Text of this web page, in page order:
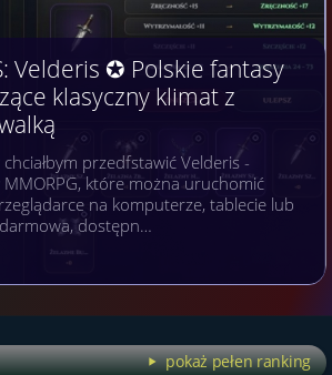
Velderis ✪ Polskie fantasy
klasyczny klimat z
przedfstawić Velderis -
które można uruchomić
na komputerze, tablecie lub
dostępn…
pokaż pełen ranking